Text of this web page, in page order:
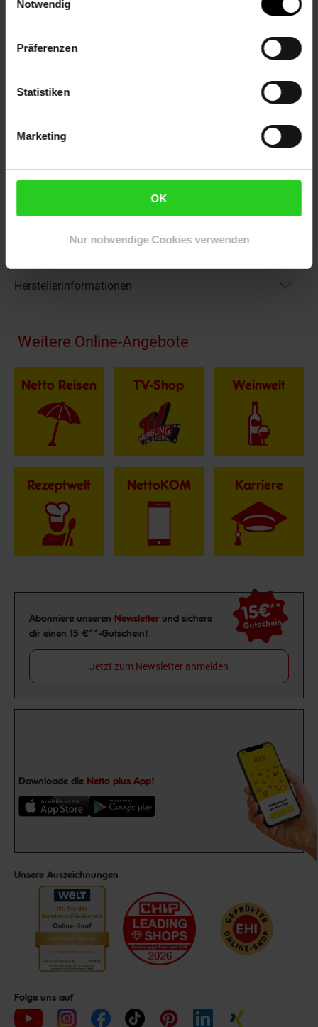
Notwendig
Präferenzen
Statistiken
Marketing
OK
Nur notwendige Cookies verwenden
Bestäuber: Insekten
Lebenszeit: Zweijährig
Artikelnummer: 2798823000
Artikel gehört zur Kategorie:Pflanzen
Versandinformationen
Herstellerinformationen
Fußzeile
Weitere Online-Angebote
Netto Reisen TV-Shop Weinwelt
Rezeptwelt NettoKOM Karriere
Newsletter Anmeldung
Abonniere unseren Newsletter und sichere
dir einen 15 €**-Gutschein!
15€**
Gutschein
Jetzt zum Newsletter anmelden
Downloade die Netto plus App!
Unsere Auszeichnungen
Folge uns auf